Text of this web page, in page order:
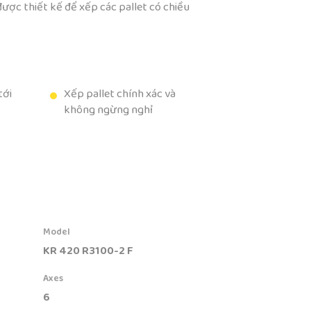
thiết kế để xếp các pallet có chiều
Xếp pallet chính xác và
không ngừng nghỉ
Model
KR 420 R3100-2 F
Axes
6